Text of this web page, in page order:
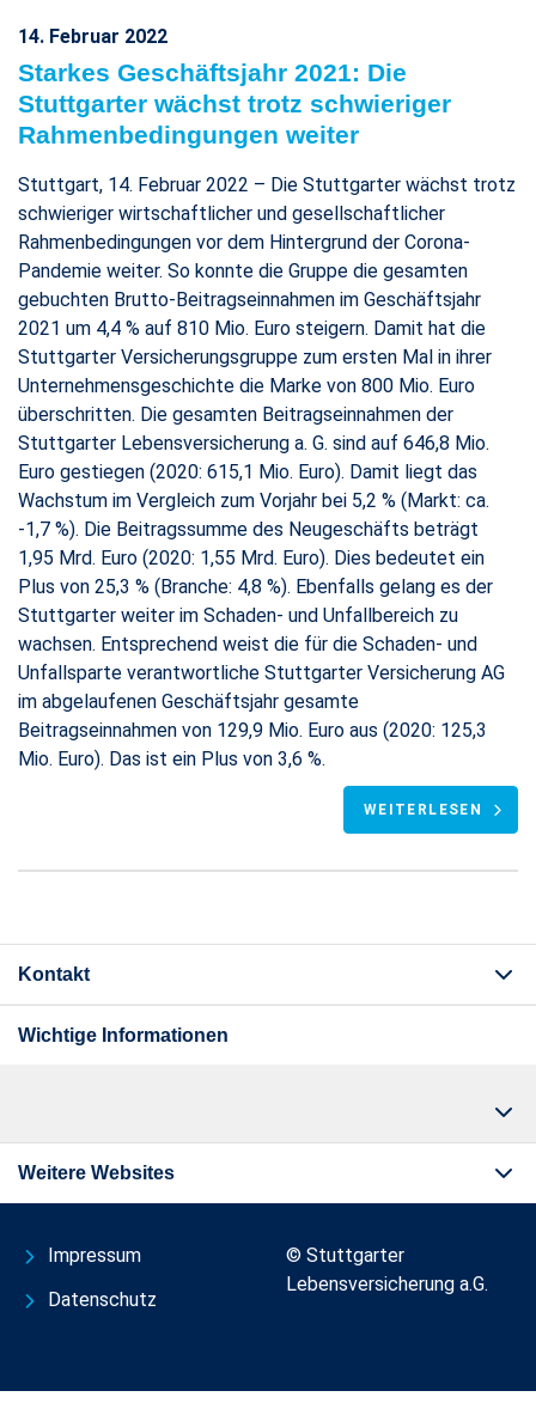
14. Februar 2022
Starkes Geschäftsjahr 2021: Die
Stuttgarter wächst trotz schwieriger
Rahmenbedingungen weiter
Stuttgart, 14. Februar 2022 – Die Stuttgarter wächst trotz
schwieriger wirtschaftlicher und gesellschaftlicher
Rahmenbedingungen vor dem Hintergrund der Corona-
Pandemie weiter. So konnte die Gruppe die gesamten
gebuchten Brutto-Beitragseinnahmen im Geschäftsjahr
2021 um 4,4 % auf 810 Mio. Euro steigern. Damit hat die
Stuttgarter Versicherungsgruppe zum ersten Mal in ihrer
Unternehmensgeschichte die Marke von 800 Mio. Euro
überschritten. Die gesamten Beitragseinnahmen der
Stuttgarter Lebensversicherung a. G. sind auf 646,8 Mio.
Euro gestiegen (2020: 615,1 Mio. Euro). Damit liegt das
Wachstum im Vergleich zum Vorjahr bei 5,2 % (Markt: ca.
-1,7 %). Die Beitragssumme des Neugeschäfts beträgt
1,95 Mrd. Euro (2020: 1,55 Mrd. Euro). Dies bedeutet ein
Plus von 25,3 % (Branche: 4,8 %). Ebenfalls gelang es der
Stuttgarter weiter im Schaden- und Unfallbereich zu
wachsen. Entsprechend weist die für die Schaden- und
Unfallsparte verantwortliche Stuttgarter Versicherung AG
im abgelaufenen Geschäftsjahr gesamte
Beitragseinnahmen von 129,9 Mio. Euro aus (2020: 125,3
Mio. Euro). Das ist ein Plus von 3,6 %.
WEITERLESEN
Kontakt
Wichtige Informationen
Weitere Websites
Impressum
Datenschutz
© Stuttgarter
Lebensversicherung a.G.